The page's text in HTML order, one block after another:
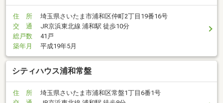
住 所
埼玉県さいたま市浦和区仲町2丁目19番16号
交 通
JR京浜東北線 浦和駅 徒歩10分
総戸数
41戸
築年月
平成19年5月
シティハウス浦和常盤
住 所
埼玉県さいたま市浦和区常盤1丁目6番1号